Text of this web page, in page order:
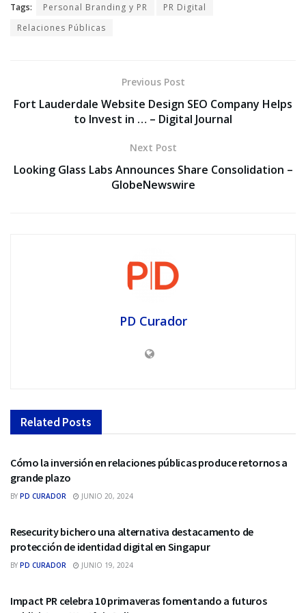
Tags: Personal Branding y PR
PR Digital
Relaciones Públicas
Previous Post
Fort Lauderdale Website Design SEO Company Helps
to Invest in … – Digital Journal
Next Post
Looking Glass Labs Announces Share Consolidation –
GlobeNewswire
PD Curador
Related Posts
RELACIONES PÙBLICAS
Cómo la inversión en relaciones públicas produce retornos a
grande plazo
BY PD CURADOR JUNIO 20, 2024
RELACIONES PÙBLICAS
Resecurity bichero una alternativa destacamento de
protección de identidad digital en Singapur
BY PD CURADOR JUNIO 19, 2024
RELACIONES PÙBLICAS
Impact PR celebra 10 primaveras fomentando a futuros